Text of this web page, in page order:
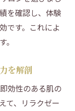
を確認し、体験
です。これによ
を解剖
効性のある肌の
て、リラクゼー